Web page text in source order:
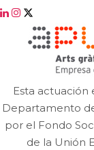
Esta actuación
Departamento
por el Fondo
de la Unión